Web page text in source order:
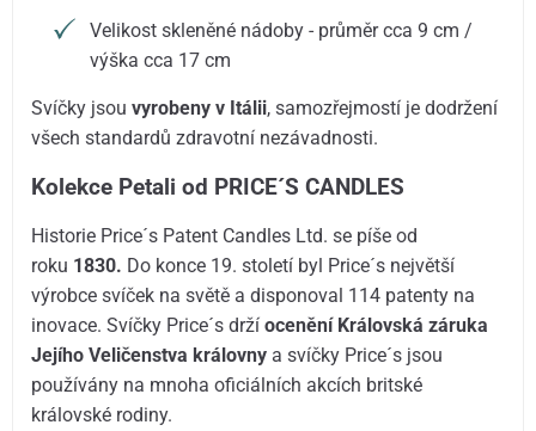
Velikost skleněné nádoby - průměr cca 9 cm /
výška cca 17 cm
Svíčky jsouvyrobeny v Itálii, samozřejmostí je dodržení
všech standardů zdravotní nezávadnosti.
Kolekce Petali od PRICE´S CANDLES
Historie Price´s Patent Candles Ltd. se píše od
roku 1830. Do konce 19. století byl Price´s největší
výrobce svíček na světě a disponoval 114 patenty na
inovace. Svíčky Price´s držíocenění Královská záruka
Jejího Veličenstva královny a svíčky Price´s jsou
používány na mnoha oficiálních akcích britské
královské rodiny.